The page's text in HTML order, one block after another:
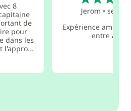
8
de
pour
dans les
l'appro...
Jerom • sept.
Expérience
entre amis.